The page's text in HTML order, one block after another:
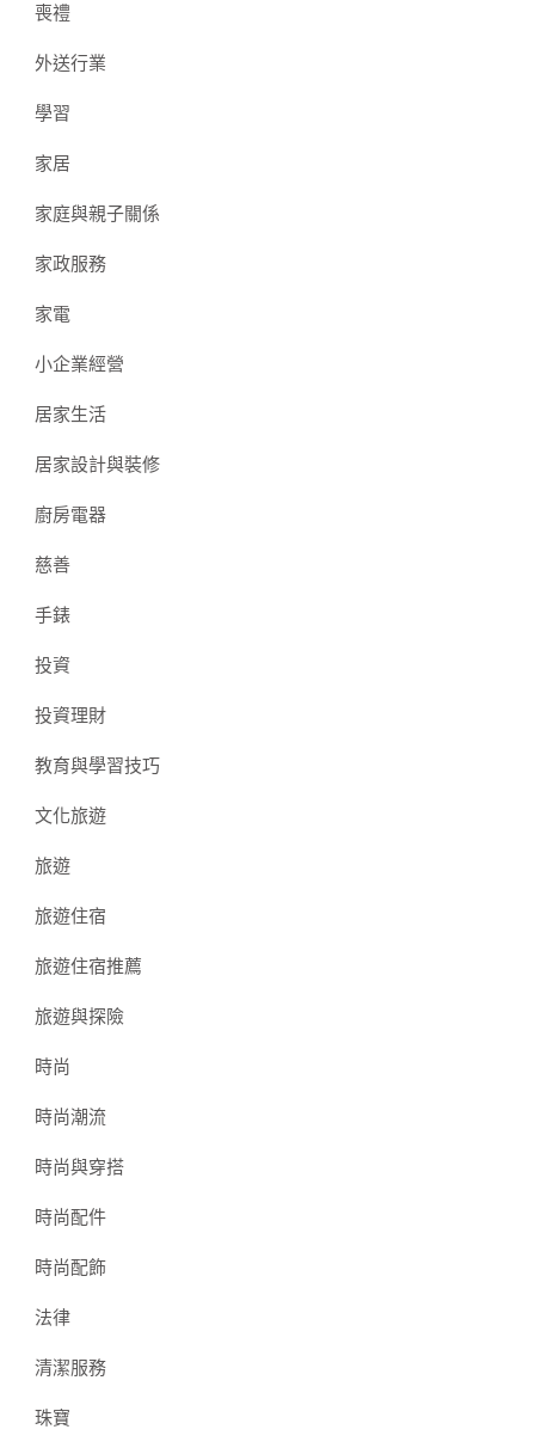
喪禮
外送行業
學習
家居
家庭與親子關係
家政服務
家電
小企業經營
居家生活
居家設計與裝修
廚房電器
慈善
手錶
投資
投資理財
教育與學習技巧
文化旅遊
旅遊
旅遊住宿
旅遊住宿推薦
旅遊與探險
時尚
時尚潮流
時尚與穿搭
時尚配件
時尚配飾
法律
清潔服務
珠寶